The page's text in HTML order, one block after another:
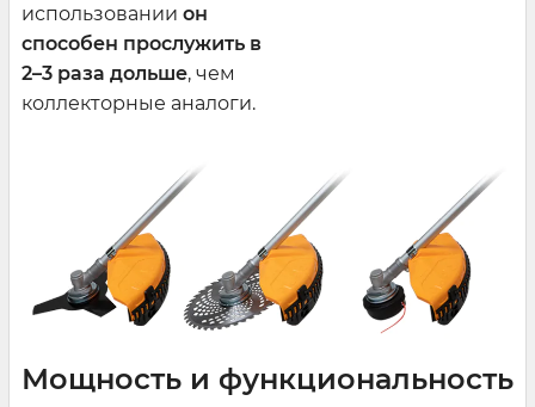
использовании он
способен прослужить в
2–3 раза дольше, чем
коллекторные аналоги.
Мощность и функциональность